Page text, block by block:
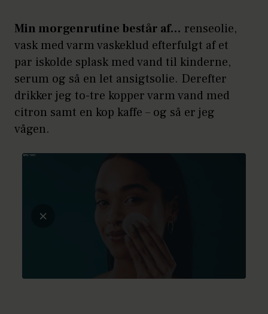
Min morgenrutine består af… renseolie,
vask med varm vaskeklud efterfulgt af et
par iskolde splask med vand til kinderne,
serum og så en let ansigtsolie. Derefter
drikker jeg to-tre kopper varm vand med
citron samt en kop kaffe – og så er jeg
vågen.